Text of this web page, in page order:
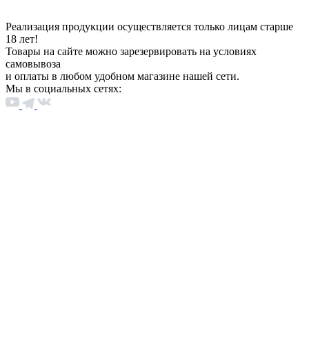
Реализация продукции осуществляется только лицам старше
18 лет!
Товары на сайте можно зарезервировать на условиях
самовывоза
и оплаты в любом удобном магазине нашей сети.
Мы в социальных сетях: